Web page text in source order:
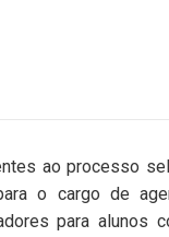
ao processo
o cargo de
para alunos